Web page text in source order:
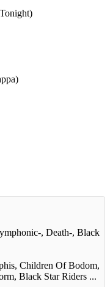
, Death-, Black
Children Of Bodom,
Black Star Riders ...